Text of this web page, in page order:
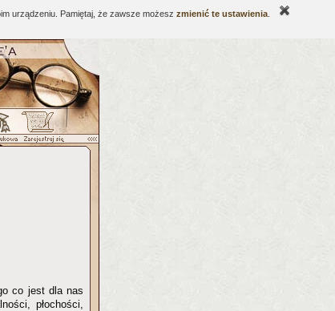
urządzeniu. Pamiętaj, że zawsze możesz zmienić te ustawienia
co jest dla nas
płochości,